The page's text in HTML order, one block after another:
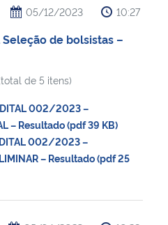
e Comunicações
05/12/2023 10:27
de bolsistas –
de 5 itens)
002/2023 –
– Resultado (pdf 39 KB)
002/2023 –
– Resultado (pdf 25